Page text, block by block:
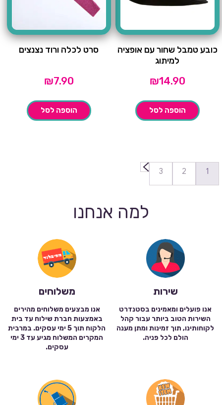
כובע טמבל שחור עם אופציה
למיתוג
₪14.90
הוספה לסל
סרט לכלה ורוד נצנצים
₪7.90
הוספה לסל
1
2
3
←
למה אנחנו
שירות
אנו פועלים ומאמינים בסטנדרט
השירות הטוב ביותר עבור קהל
לקוחותינו, תוך זמינות ומתן מענה
הולם לכל פניה.
משלוחים
אנו מבצעים משלוחים מהירים
באמצעות חברת שילוח עד בית
הלקוח תוך 5 ימי עסקים. במרבית
המקרים המשלוח מגיע עד 3 ימי
עסקים.